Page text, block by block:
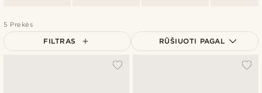
5 Prekės
FILTRAS RŪŠIUOTI PAGAL